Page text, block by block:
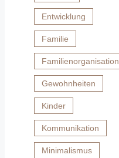
Entwicklung
Familie
Familienorganisation
Gewohnheiten
Kinder
Kommunikation
Minimalismus